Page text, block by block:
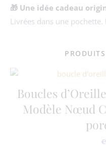
🎁 Une idée cadeau
Livrées dans une
Boucles
Modèle Nœud
€